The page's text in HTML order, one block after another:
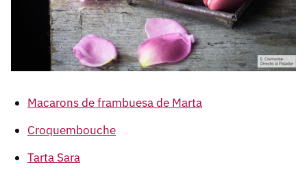
Macarons de frambuesa de Marta
Croquembouche
Tarta Sara